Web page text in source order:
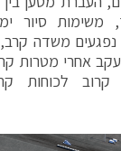
משימות סיור
נפגעים משדה קרב,
אחרי מטרות
קרוב לכוחות